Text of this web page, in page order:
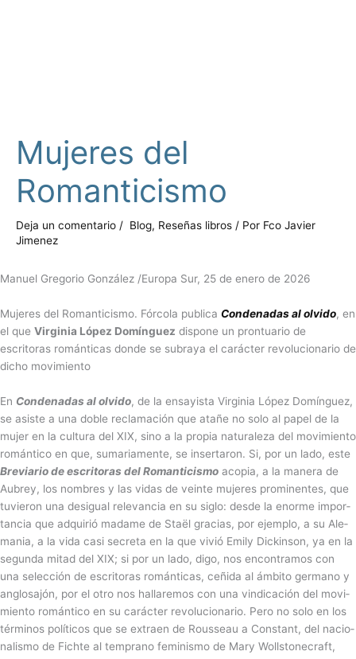
Mujeres del
Romanticismo
Deja un comentario / Blog, Reseñas libros / Por Fco Javier
Jimenez
Manuel Gregorio González /Europa Sur, 25 de enero de 2026
Mujeres del Romanticismo. Fórcola publica Condenadas al olvido, en
el que Vir­gi­nia López Domínguez dispone un prontuario de
escritoras románticas donde se subraya el carác­ter revolucionario de
dicho movimiento
En Con­de­na­das al olvido, de la ensa­yista Vir­gi­nia López Domín­guez,
se asiste a una doble recla­ma­ción que atañe no solo al papel de la
mujer en la cul­tura del XIX, sino a la pro­pia natu­ra­leza del movi­miento
román­tico en que, suma­riamente, se inser­ta­ron. Si, por un lado, este
Bre­via­rio de escri­to­ras del Roman­ti­cismo aco­pia, a la manera de
Aubrey, los nom­bres y las vidas de veinte muje­res pro­mi­nen­tes, que
tuvie­ron una desi­gual rele­van­cia en su siglo: desde la enorme impor­
tan­cia que adqui­rió madame de Staël gra­cias, por ejem­plo, a su Ale­
ma­nia, a la vida casi secreta en la que vivió Emily Dic­kin­son, ya en la
segunda mitad del XIX; si por un lado, digo, nos encon­tra­mos con
una selec­ción de escri­to­ras román­ti­cas, ceñida al ámbito ger­mano y
anglo­sa­jón, por el otro nos halla­re­mos con una vin­di­ca­ción del movi­
miento román­tico en su carác­ter revo­lu­cio­na­rio. Pero no solo en los
tér­mi­nos polí­ti­cos que se extraen de Rous­seau a Cons­tant, del nacio­
na­lismo de Fichte al tem­prano femi­nismo de Mary Wolls­to­ne­craft,